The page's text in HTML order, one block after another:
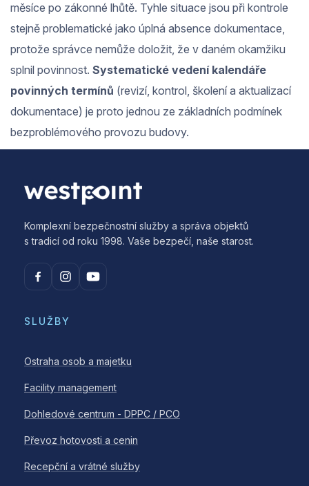
měsíce po zákonné lhůtě. Tyhle situace jsou při kontrole
stejně problematické jako úplná absence dokumentace,
protože správce nemůže doložit, že v daném okamžiku
splnil povinnost. Systematické vedení kalendáře
povinných termínů (revizí, kontrol, školení a aktualizací
dokumentace) je proto jednou ze základních podmínek
bezproblémového provozu budovy.
Komplexní bezpečnostní služby a správa objektů
s tradicí od roku 1998. Vaše bezpečí, naše starost.
SLUŽBY
Ostraha osob a majetku
Facility management
Dohledové centrum - DPPC / PCO
Převoz hotovosti a cenin
Recepční a vrátné služby